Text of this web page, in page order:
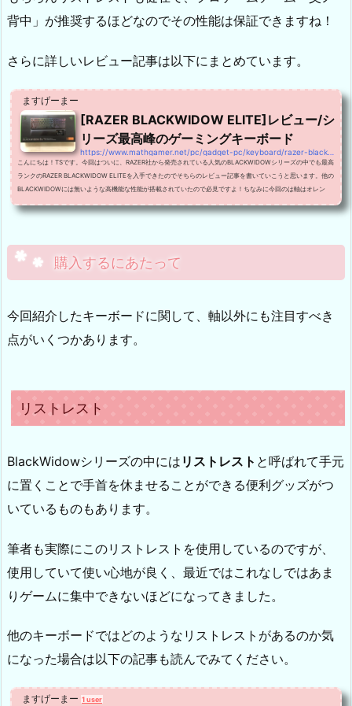
背中」が推奨するほどなのでその性能は保証できますね！
さらに詳しいレビュー記事は以下にまとめています。
ますげーまー
[RAZER BLACKWIDOW ELITE]レビュー/シ
リーズ最高峰のゲーミングキーボード
こんにちは！TSです。今回はついに、RAZER社から発売されている人気のBLACKWIDOWシリーズの中でも最高
ランクのRAZER BLACKWIDOW ELITEを入手できたのでそちらのレビュー記事を書いていこうと思います。他の
BLACKWIDOWには無いような高機能な性能が搭載されていたので必見ですよ！ちなみに今回のは軸はオレン
読んでくれ！RAZER BLACKWIDOW ELITEについて最初にRAZER BLACKWIDOW ELITEのスペックについて触
購入するにあたって
今回紹介したキーボードに関して、軸以外にも注目すべき
点がいくつかあります。
リストレスト
BlackWidowシリーズの中には リストレスト と呼ばれて手元
に置くことで手首を休ませることができる便利グッズがつ
いているものもあります。
筆者も実際にこのリストレストを使用しているのですが、
使用していて使い心地が良く、最近ではこれなしではあま
りゲームに集中できないほどになってきました。
他のキーボードではどのようなリストレストがあるのか気
になった場合は以下の記事も読んでみてください。
ますげーまー 1 user